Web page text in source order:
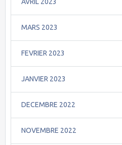
MARS 2023
FEVRIER 2023
JANVIER 2023
DECEMBRE 2022
NOVEMBRE 2022